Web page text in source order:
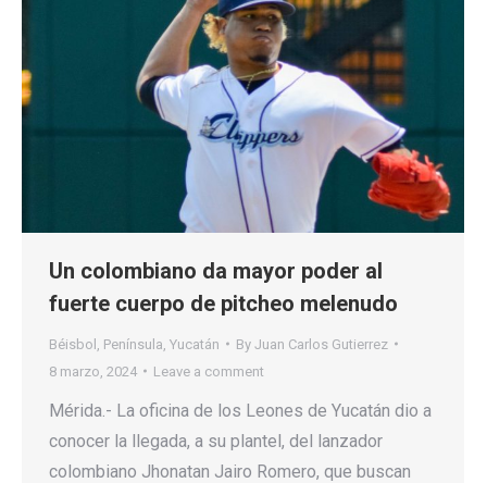
Un colombiano da mayor poder al
fuerte cuerpo de pitcheo melenudo
Béisbol Península Yucatán By Juan Carlos Gutierrez
8 marzo, 2024
Leave a comment
Mérida.- La oficina de los Leones de Yucatán dio a
conocer la llegada, a su plantel, del lanzador
colombiano Jhonatan Jairo Romero, que buscan